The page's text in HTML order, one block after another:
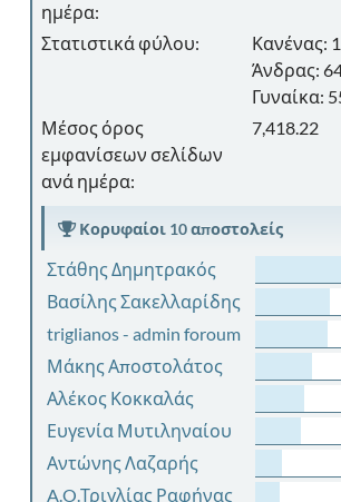
ημέρα:
Στατιστικά φύλου:
Κανένας:
Άνδρας:
Γυναίκα:
Μέσος όρος
εμφανίσεων σελίδων
ανά ημέρα:
7,418.22
Κορυφαίοι 10 αποστολείς
Στάθης Δημητρακός
Βασίλης Σακελλαρίδης
triglianos - admin foroum
Μάκης Αποστολάτος
Αλέκος Κοκκαλάς
Ευγενία Μυτιληναίου
Αντώνης Λαζαρής
A.O.Τριγλίας Ραφήνας